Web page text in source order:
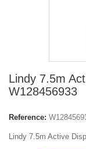
Lindy 7.5m
W128456933
Reference:
Lindy 7.5m Active